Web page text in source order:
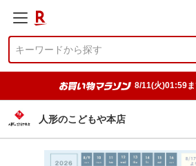
8/11(火)01:59
人形のこどもや本店